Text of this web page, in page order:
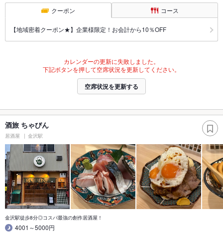
クーポン コース
【地域密着クーポン★】企業様限定！お会計から10％OFF
カレンダーの更新に失敗しました。
下記ボタンを押して空席状況を更新してください。
空席状況を更新する
酒旅 ちゃびん
居酒屋 金沢駅
金沢駅徒歩8分◎コスパ最強の創作居酒屋！
4001～5000円